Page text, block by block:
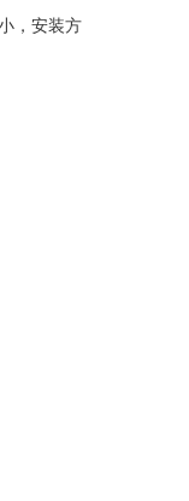
，安装方